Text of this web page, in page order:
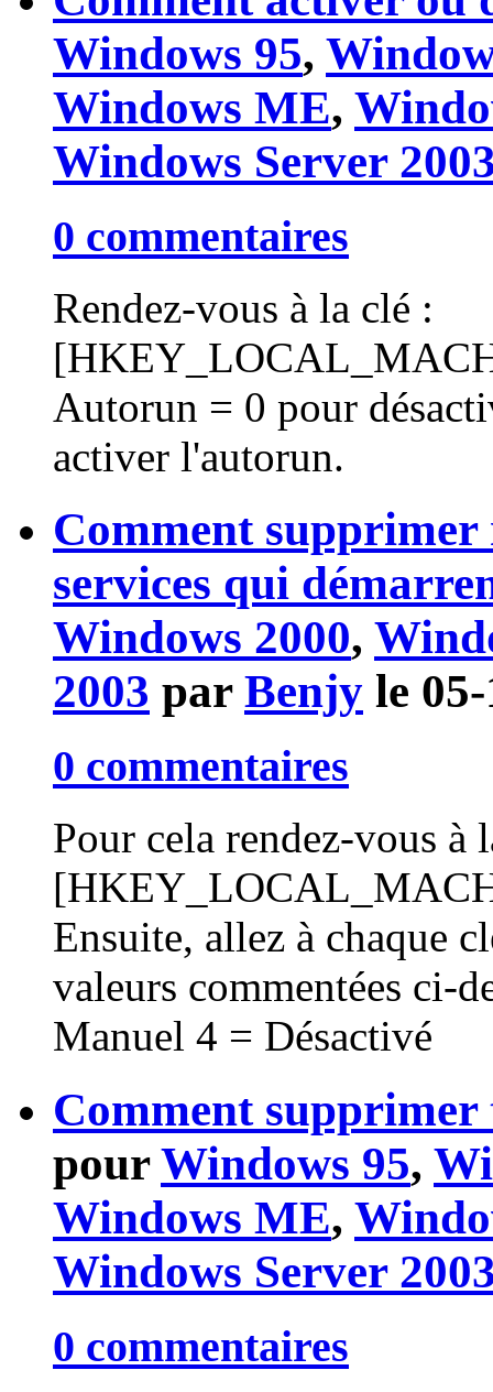
Windows 95,
Windows ME,
Windows Server
0 commentaires
Rendez-vous à la clé :
Autorun = 0 pour
activer l'autorun.
Comment supprimer
services qui
Windows 2000,
2003 par Benjy le
0 commentaires
Pour cela rendez-vous à
Ensuite, allez à chaque
valeurs commentées ci-
Manuel 4 = Désactivé
Comment supprimer
pourWindows 95,
Windows ME,
Windows Server
0 commentaires